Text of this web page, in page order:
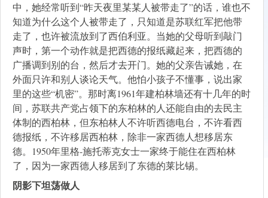
中，她经常听到“昨天夜里某某人被带走了”的话，谁也不
知道为什么这个人被带走了，只知道是苏联红军把他带
走了，也许被流放到了西伯利亚。当她的父母听到敲门
声时，第一个动作就是把西德的报纸藏起来，把西德的
广播调到别的台，然后才去开门。她的父亲告诫她，在
外面只许和别人谈论天气。他怕小孩子不懂事，说出家
里的这些“机密”。那时离1961年建柏林墙还有十几年的时
间，苏联共产党占领下的东柏林的人还能自由的去民主
体制的西柏林，但东柏林人不许听西德电台，不许看西
德报纸，不许移居西柏林，除非一家西德人想移居东
德。1950年里格-施托蒂克女士一家终于能住在西柏林
了，因为一家西德人移居到了东德的莱比锡。
阴影下坦荡做人